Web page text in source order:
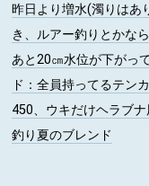
昨日より増水(濁りはあ
き、ルアー釣りとかな
あと20㎝水位が下がっ
ド ：全員持ってるテン
450、ウキだけヘラブ
釣り夏のブレンド